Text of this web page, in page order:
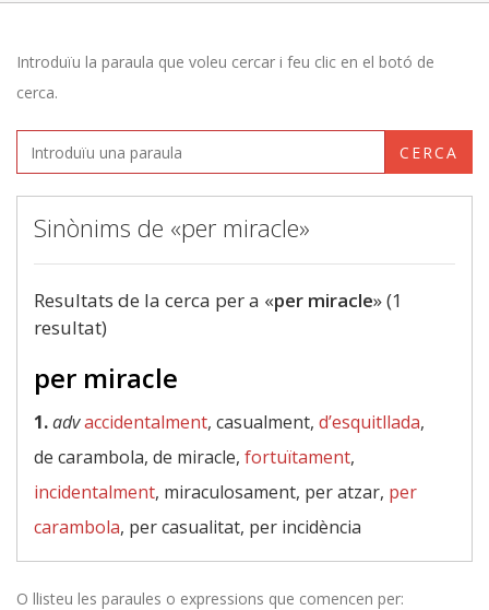
Introduïu la paraula que voleu cercar i feu clic en el botó de
cerca.
CERCA
Sinònims de «per miracle»
Resultats de la cerca per a «per miracle» (1
resultat)
per miracle
1.advaccidentalment, casualment, d’esquitllada,
de carambola, de miracle, fortuïtament,
incidentalment, miraculosament, per atzar, per
carambola, per casualitat, per incidència
O llisteu les paraules o expressions que comencen per: